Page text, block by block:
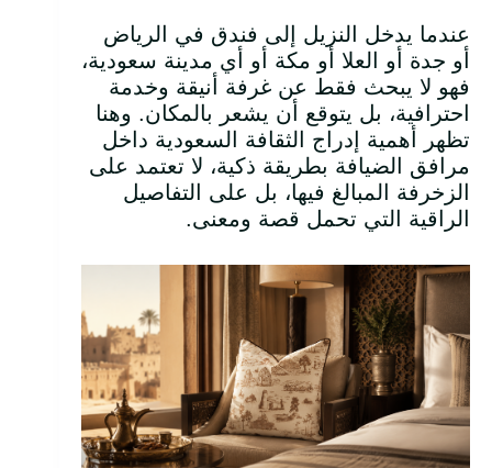
عندما يدخل النزيل إلى فندق في الرياض
أو جدة أو العلا أو مكة أو أي مدينة سعودية،
فهو لا يبحث فقط عن غرفة أنيقة وخدمة
احترافية، بل يتوقع أن يشعر بالمكان. وهنا
تظهر أهمية إدراج الثقافة السعودية داخل
مرافق الضيافة بطريقة ذكية، لا تعتمد على
الزخرفة المبالغ فيها، بل على التفاصيل
الراقية التي تحمل قصة ومعنى.